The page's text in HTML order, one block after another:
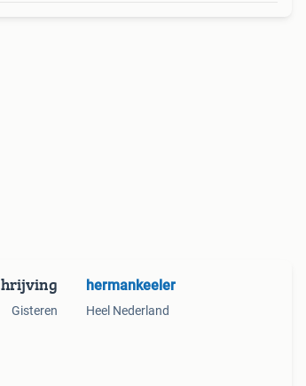
Gisteren
hermankeeler
Heel Nederland